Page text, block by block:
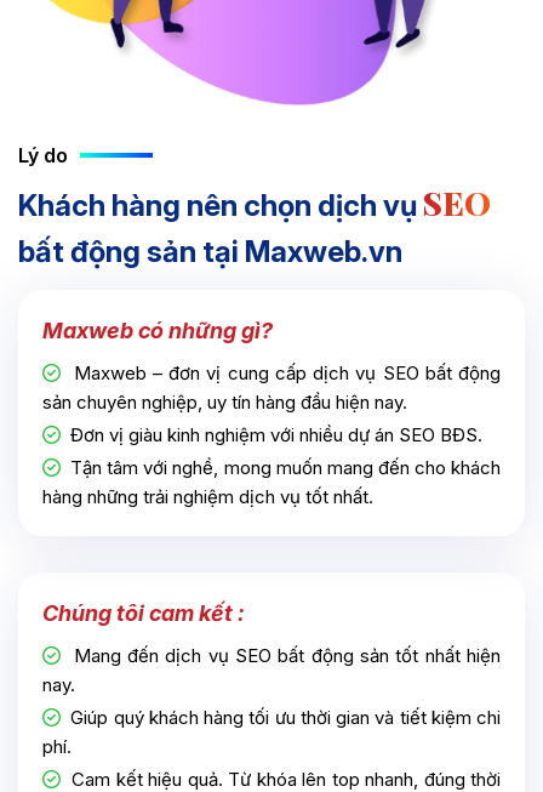
Lý do
Khách hàng nên chọn dịch vụ SEO
bất động sản tại Maxweb.vn
Maxweb có những gì?
Maxweb – đơn vị cung cấp dịch vụ SEO bất động
sản chuyên nghiệp, uy tín hàng đầu hiện nay.
Đơn vị giàu kinh nghiệm với nhiều dự án SEO BĐS.
Tận tâm với nghề, mong muốn mang đến cho khách
hàng những trải nghiệm dịch vụ tốt nhất.
Chúng tôi cam kết :
Mang đến dịch vụ SEO bất động sản tốt nhất hiện
nay.
Giúp quý khách hàng tối ưu thời gian và tiết kiệm chi
phí.
Cam kết hiệu quả. Từ khóa lên top nhanh, đúng thời